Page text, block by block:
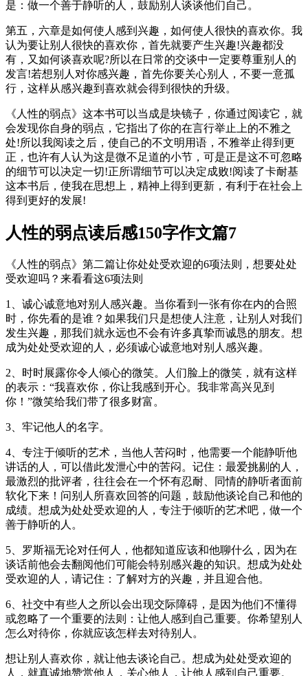
是：做一个善于静听的人，鼓励别人谈谈他们自己。
第五，六章是如何使人感到兴趣，如何使人很快的喜欢你。我
认为要让别人很快的喜欢你，首先就要产生兴趣!兴趣都没
有，又如何谈喜欢呢?所以在日常的交谈中一定要尊重别人的
发言!若想别人对你感兴趣，首先你要关心别人，不要一意孤
行，这样从感兴趣到喜欢就会得到很快的升级。
《人性的弱点》这本书可以当成是块镜子，你通过阅读它，就
会发现你自身的弱点，它指出了你的在言行举止上的不雅之
处!所以我阅读之后，使自己的不文明用语，不雅举止得到更
正，也许有人认为这是微不足道的小节，可是正是这不可忽略
的细节可以决定一切!正所谓细节可以决定成败!阅读了卡耐基
这本书后，使我在思想上，精神上得到更新，有利于在社会上
得到更好的发展!
人性的弱点读后感150字作文篇7
《人性的弱点》第二篇让你处处受欢迎的6项法则，想要处处
受欢迎吗？来看看这6项法则
1、诚心诚意地对别人感兴趣。当你看到一张有你在内的合照
时，你先看的是谁？如果我们只是想使人注意，让别人对我们
发生兴趣，那我们就永远也不会有许多真挚而诚恳的朋友。想
成为处处受欢迎的人，必须诚心诚意地对别人感兴趣。
2、时时展露你令人倾心的微笑。人们脸上的微笑，就有这样
的表示：“我喜欢你，你让我感到开心。我非常高兴见到
你！”微笑给我们带了很多财富。
3、牢记他人的名字。
4、专注于倾听的艺术，当他人苦闷时，他需要一个能静听他
讲话的人，可以借此发泄心中的苦闷。记住：最爱挑剔的人，
最激烈的批评者，往往会在一个怀有忍耐、同情的静听者面前
软化下来！问别人所喜欢回答的问题，鼓励他谈论自己和他的
成绩。想成为处处受欢迎的人，专注于倾听的艺术吧，做一个
善于静听的人。
5、罗斯福无论对任何人，他都知道应该和他聊什么，因为在
谈话前他会去翻阅他们可能会特别感兴趣的知识。想成为处处
受欢迎的人，请记住：了解对方的兴趣，并且迎合他。
6、社交中有些人之所以会出现交际障碍，是因为他们不懂得
或忽略了一个重要的法则：让他人感到自己重要。你希望别人
怎么对待你，你就应该怎样去对待别人。
想让别人喜欢你，就让他去谈论自己。想成为处处受欢迎的
人，就真诚地赞赏他人，关心他人，让他人感到自己重要。